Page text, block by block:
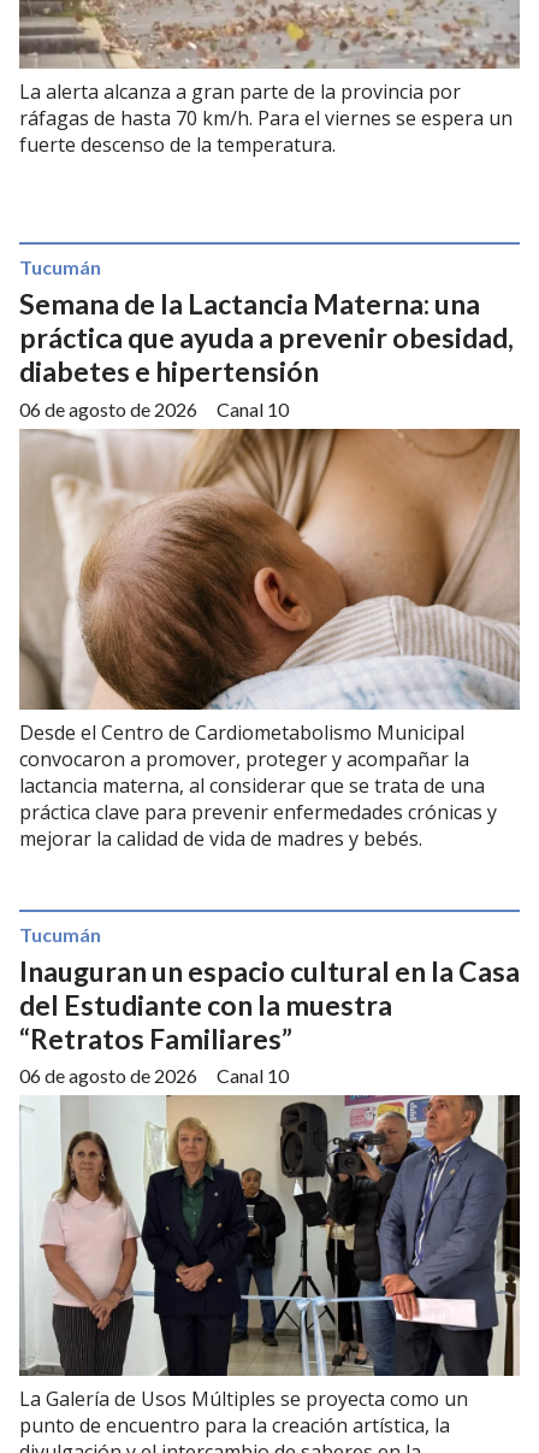
La alerta alcanza a gran parte de la provincia por
ráfagas de hasta 70 km/h. Para el viernes se espera un
fuerte descenso de la temperatura.
Semana de la Lactancia Materna: una
práctica que ayuda a prevenir obesidad,
diabetes e hipertensión
Canal 10
Tucumán
06 de agosto de 2026
Desde el Centro de Cardiometabolismo Municipal
convocaron a promover, proteger y acompañar la
lactancia materna, al considerar que se trata de una
práctica clave para prevenir enfermedades crónicas y
mejorar la calidad de vida de madres y bebés.
Inauguran un espacio cultural en la Casa
del Estudiante con la muestra
“Retratos Familiares”
Canal 10
Tucumán
06 de agosto de 2026
La Galería de Usos Múltiples se proyecta como un
punto de encuentro para la creación artística, la